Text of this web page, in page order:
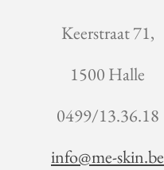
Keerstraat 71,
1500 Halle
0499/13.36.18
info@me-skin.be